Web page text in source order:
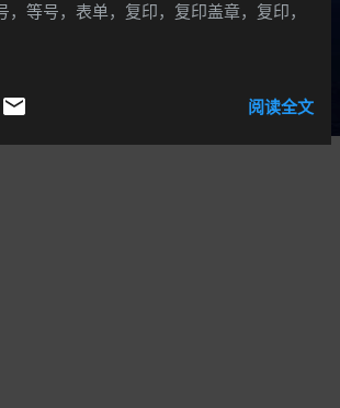
，等号，表单，复印，复印盖章，复印，
阅读全文